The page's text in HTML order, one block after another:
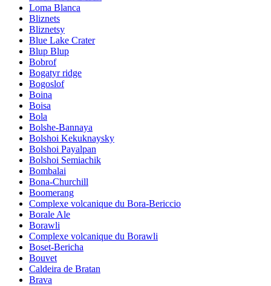
Loma Blanca
Bliznets
Bliznetsy
Blue Lake Crater
Blup Blup
Bobrof
Bogatyr ridge
Bogoslof
Boina
Boisa
Bola
Bolshe-Bannaya
Bolshoi Kekuknaysky
Bolshoi Payalpan
Bolshoi Semiachik
Bombalai
Bona-Churchill
Boomerang
Complexe volcanique du Bora-Bericcio
Borale Ale
Borawli
Complexe volcanique du Borawli
Boset-Bericha
Bouvet
Caldeira de Bratan
Brava